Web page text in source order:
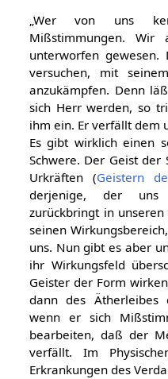
„Wer von uns
Mißstimmungen.
unterworfen
versuchen, mit
anzukämpfen. Denn
sich Herr werden, so
ihm ein. Er verfällt dem
Es gibt wirklich einen
Schwere. Der Geist
Urkräften (Geistern
derjenige, der uns
zurückbringt in
seinen
uns. Nun gibt es aber
ihr Wirkungsfeld
Geister der Form
dann des Ätherleibes
wenn er sich
bearbeiten, daß der
verfällt. Im
Erkrankungen des